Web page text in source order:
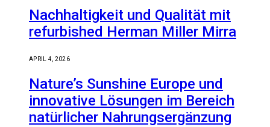
Nachhaltigkeit und Qualität mit
refurbished Herman Miller Mirra
APRIL 4, 2026
Nature’s Sunshine Europe und
innovative Lösungen im Bereich
natürlicher Nahrungsergänzung